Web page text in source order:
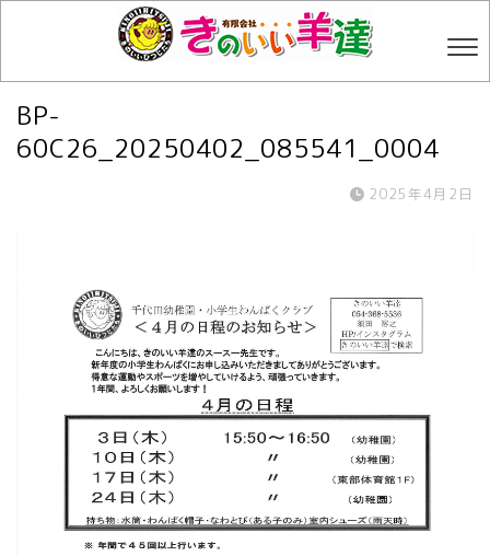
BP-
60C26_20250402_085541_0004
2025年4月2日